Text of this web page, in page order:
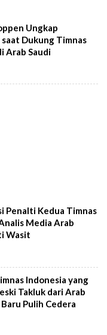
Ungkap
saat Dukung Timnas
Arab Saudi
Penalti Kedua Timnas
Media Arab
Wasit
Indonesia yang
Takluk dari Arab
Baru Pulih Cedera